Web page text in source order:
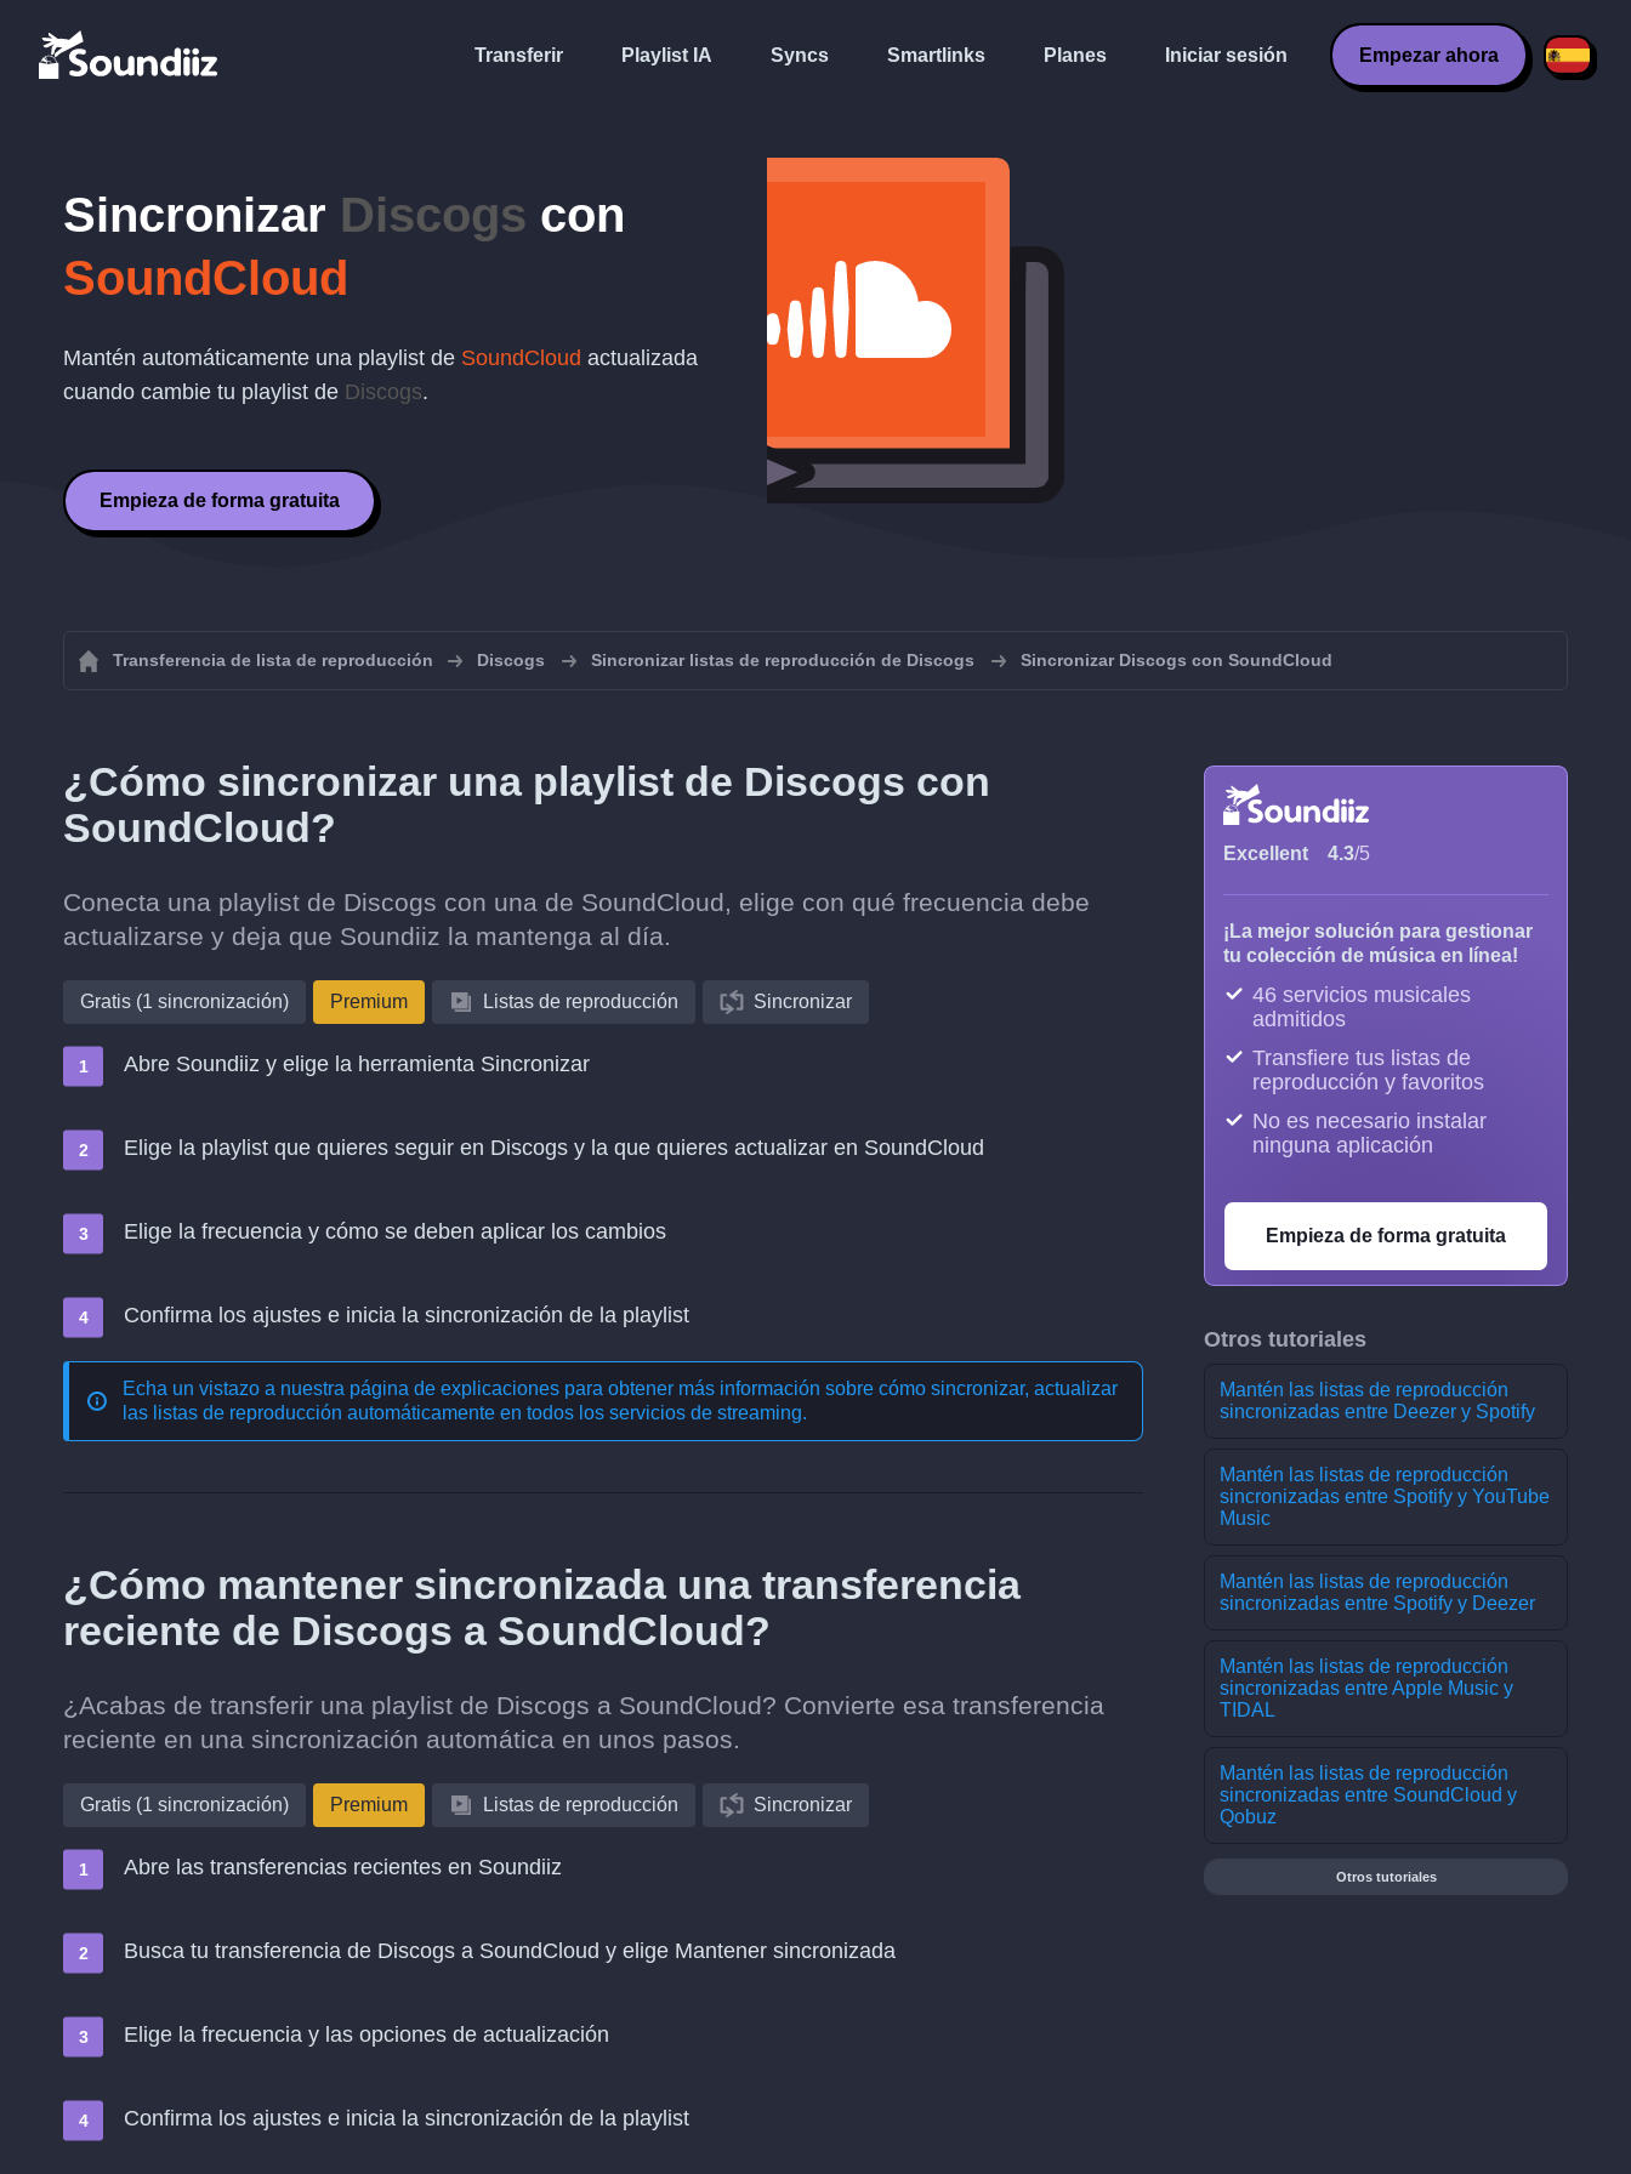
Transferir Playlist IA Syncs Smartlinks Planes Iniciar sesión Empezar ahora
Sincronizar Discogs con
SoundCloud
Mantén automáticamente una playlist de SoundCloud actualizada
cuando cambie tu playlist de Discogs.
Empieza de forma gratuita
Transferencia de lista de reproducción Discogs Sincronizar listas de reproducción de Discogs Sincronizar Discogs con SoundCloud
¿Cómo sincronizar una playlist de Discogs con
SoundCloud?
Conecta una playlist de Discogs con una de SoundCloud, elige con qué frecuencia debe
actualizarse y deja que Soundiiz la mantenga al día.
Gratis (1 sincronización) Premium Listas de reproducción Sincronizar
Abre Soundiiz y elige la herramienta Sincronizar
Elige la playlist que quieres seguir en Discogs y la que quieres actualizar en SoundCloud
Elige la frecuencia y cómo se deben aplicar los cambios
Confirma los ajustes e inicia la sincronización de la playlist
Echa un vistazo a nuestra página de explicaciones para obtener más información sobre cómo sincronizar, actualizar
las listas de reproducción automáticamente en todos los servicios de streaming.
¿Cómo mantener sincronizada una transferencia
reciente de Discogs a SoundCloud?
¿Acabas de transferir una playlist de Discogs a SoundCloud? Convierte esa transferencia
reciente en una sincronización automática en unos pasos.
Gratis (1 sincronización) Premium Listas de reproducción Sincronizar
Abre las transferencias recientes en Soundiiz
Busca tu transferencia de Discogs a SoundCloud y elige Mantener sincronizada
Elige la frecuencia y las opciones de actualización
Confirma los ajustes e inicia la sincronización de la playlist
Excellent 4.3/5
¡La mejor solución para gestionar
tu colección de música en línea!
46 servicios musicales
admitidos
Transfiere tus listas de
reproducción y favoritos
No es necesario instalar
ninguna aplicación
Empieza de forma gratuita
Otros tutoriales
Mantén las listas de reproducción
sincronizadas entre Deezer y Spotify
Mantén las listas de reproducción
sincronizadas entre Spotify y YouTube
Music
Mantén las listas de reproducción
sincronizadas entre Spotify y Deezer
Mantén las listas de reproducción
sincronizadas entre Apple Music y
TIDAL
Mantén las listas de reproducción
sincronizadas entre SoundCloud y
Qobuz
Otros tutoriales